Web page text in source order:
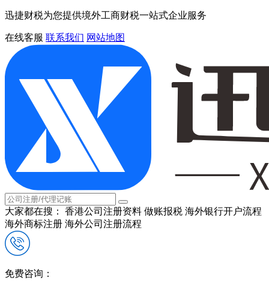
迅捷财税为您提供境外工商财税一站式企业服务
在线客服 联系我们 网站地图
大家都在搜： 香港公司注册资料 做账报税 海外银行开户流程
海外商标注册 海外公司注册流程
免费咨询：